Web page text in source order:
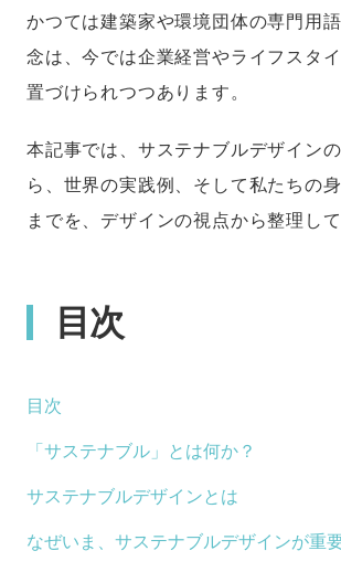
かつては建築家や環境団体の専門用
念は、今では企業経営やライフスタ
置づけられつつあります。
本記事では、サステナブルデザイン
ら、世界の実践例、そして私たちの
までを、デザインの視点から整理して
目次
目次
「サステナブル」とは何か？
サステナブルデザインとは
なぜいま、サステナブルデザインが重